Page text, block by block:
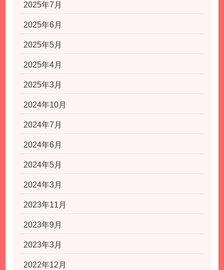
2025年7月
2025年6月
2025年5月
2025年4月
2025年3月
2024年10月
2024年7月
2024年6月
2024年5月
2024年3月
2023年11月
2023年9月
2023年3月
2022年12月